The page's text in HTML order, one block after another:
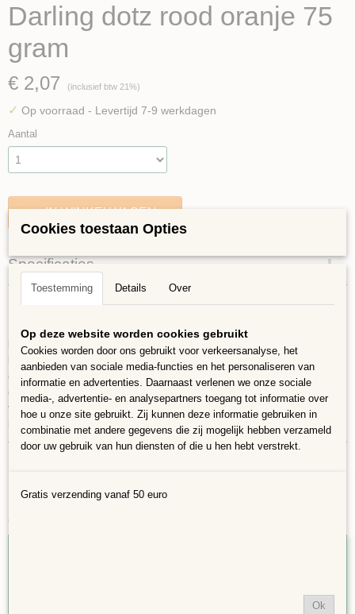
Cookies toestaan Opties
Toestemming Details Over
Op deze website worden cookies gebruikt
Cookies worden door ons gebruikt voor verkeersanalyse, het
aanbieden van sociale media-functies en het personaliseren van
informatie en advertenties. Daarnaast verlenen we onze sociale
media-, advertentie- en analysepartners toegang tot informatie over
hoe u onze site gebruikt. Zij kunnen deze informatie gebruiken in
combinatie met andere gegevens die zij mogelijk hebben verzameld
door uw gebruik van hun diensten of die u hen hebt verstrekt.
Gratis verzending vanaf 50 euro
Ok
Darling dotz rood oranje 75
gram
€ 2,07 (inclusief btw 21%)
✓ Op voorraad - Levertijd 7-9 werkdagen
Aantal
IN WINKELWAGEN
Specificaties
Bruto gewicht
Darling Dotz zijn gemaakt van glas en kunnen zowel binnenshuis als
buitenshuis gebruikt worden. De steentjes/druppels zijn vorst en UV
bestendig. Gemaakt door het sinterproces deze kleine druppeltjes van
glas zijn sterke evenals prachtige steentjes. Elk steentje is 8mm in
diameter en 4mm dik en goed te combineren met onze Ottomansteentjes
van 8×8 mm. 75 gram per zakje is ongeveer 175 steentjes. Oppervlakte
is ongeveer 10×10 cm.